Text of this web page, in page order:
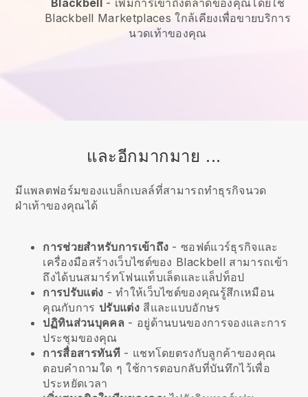
Blackbell - เพิ่มการเข้าถึงตลาดของคุณโดยใช้
Blackbell Marketplaces ใกล้เคียงเพื่อขายบริการ
นวดเท้าของคุณ
และอีกมากมาย ...
มีแพลตฟอร์มของแบล็กเบลล์ที่สามารถทำธุรกิจนวด
ฝ่าเท้าของคุณได้
การช่วยสำหรับการเข้าถึง - ซอฟต์แวร์ธุรกิจและ
เครื่องมือสร้างเว็บไซต์ของ Blackbell สามารถเข้า
ถึงได้บนสมาร์ทโฟนแท็บเล็ตและแล็ปท็อป
การปรับแต่ง - ทำให้เว็บไซต์ของคุณรู้สึกเหมือน
คุณกับการ ปรับแต่งสีและแบบอักษร
ปฏิทินส่วนบุคคล - อยู่ด้านบนของการจองและการ
ประชุมของคุณ
การสื่อสารทันที- แชทโดยตรงกับลูกค้าของคุณ
ตอบคำถามใด ๆ ใช้การตอบกลับที่บันทึกไว้เพื่อ
ประหยัดเวลา